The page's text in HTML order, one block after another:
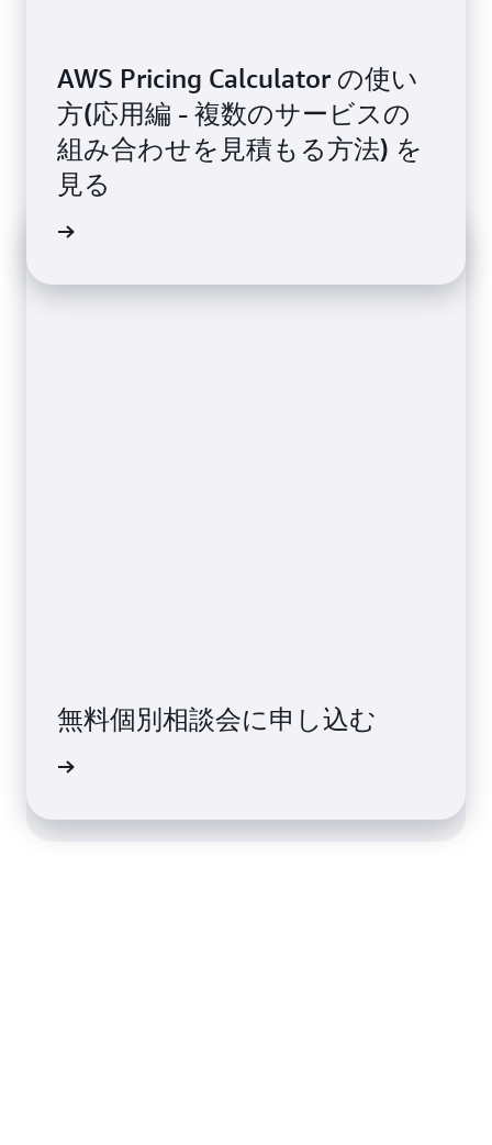
AWS Pricing Calculator の使い
方(応用編 - 複数のサービスの
組み合わせを見積もる方法) を
見る
無料個別相談会に申し込む
フォームで日本担当チームに問
い合わせる